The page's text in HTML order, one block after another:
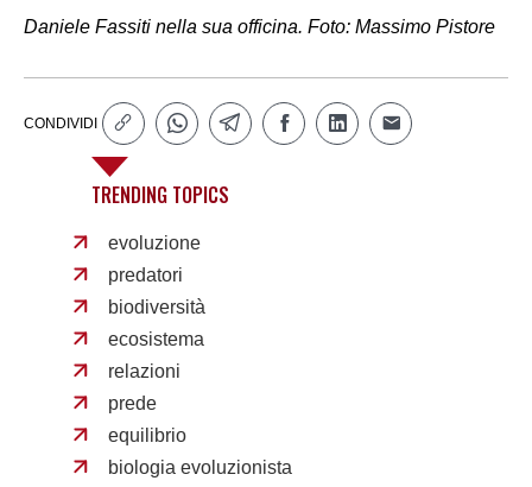
Daniele Fassiti nella sua officina. Foto: Massimo Pistore
CONDIVIDI
TRENDING TOPICS
evoluzione
predatori
biodiversità
ecosistema
relazioni
prede
equilibrio
biologia evoluzionista